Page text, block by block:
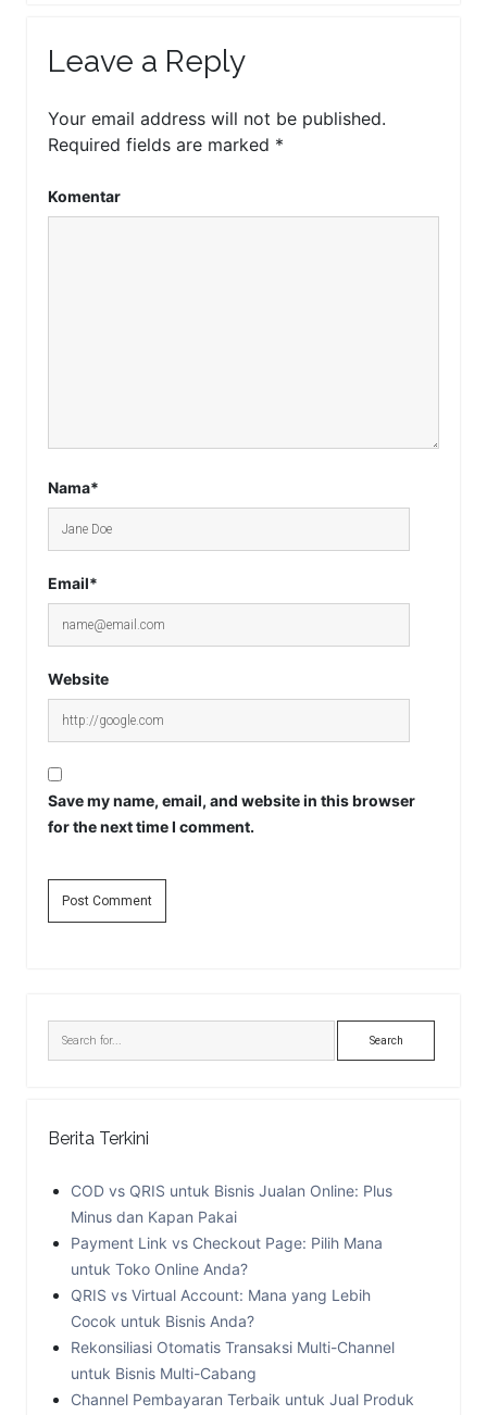
Leave a Reply
Your email address will not be published.
Required fields are marked *
Komentar
Nama*
Email*
Website
Save my name, email, and website in this browser
for the next time I comment.
Sidebar Search
Berita Terkini
COD vs QRIS untuk Bisnis Jualan Online: Plus
Minus dan Kapan Pakai
Payment Link vs Checkout Page: Pilih Mana
untuk Toko Online Anda?
QRIS vs Virtual Account: Mana yang Lebih
Cocok untuk Bisnis Anda?
Rekonsiliasi Otomatis Transaksi Multi-Channel
untuk Bisnis Multi-Cabang
Channel Pembayaran Terbaik untuk Jual Produk